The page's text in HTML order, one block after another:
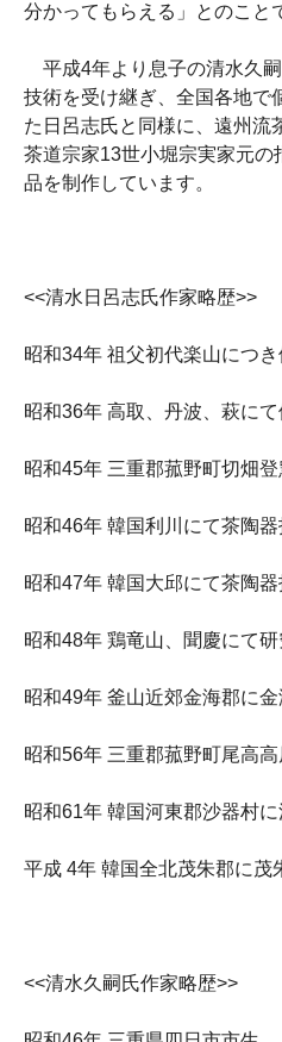
分かってもらえる」とのこと
平成4年より息子の清水久
技術を受け継ぎ、全国各地で
た日呂志氏と同様に、遠州流
茶道宗家13世小堀宗実家元
品を制作しています。
<<清水日呂志氏作家略歴>>
昭和34年 祖父初代楽山につ
昭和36年 高取、丹波、萩に
昭和45年 三重郡菰野町切畑登
昭和46年 韓国利川にて茶陶
昭和47年 韓国大邱にて茶陶
昭和48年 鶏竜山、聞慶にて研
昭和49年 釜山近郊金海郡に
昭和56年 三重郡菰野町尾高
昭和61年 韓国河東郡沙器村
平成 4年 韓国全北茂朱郡に茂
<<清水久嗣氏作家略歴>>